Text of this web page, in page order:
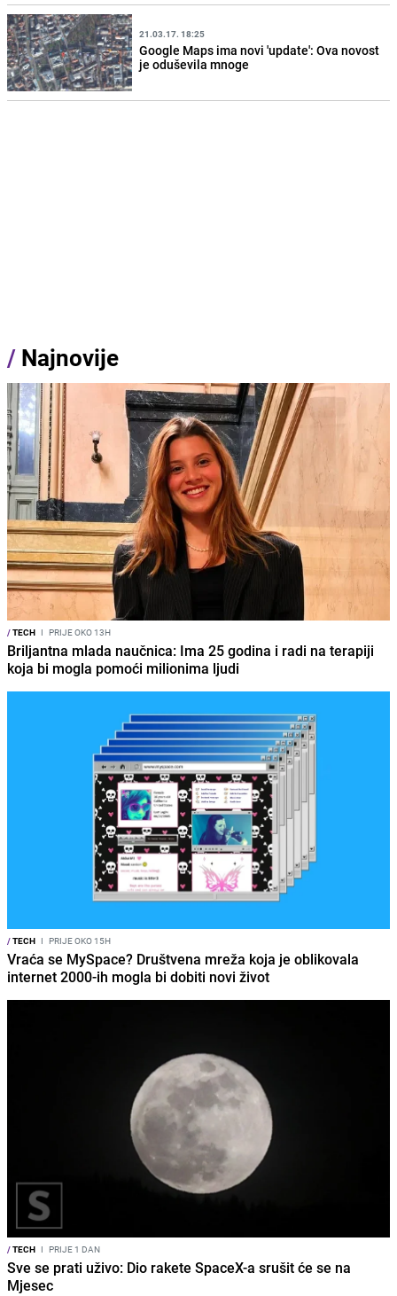
21.03.17. 18:25
Google Maps ima novi 'update': Ova novost
je oduševila mnoge
/ Najnovije
/TECH I PRIJE OKO 13H
Briljantna mlada naučnica: Ima 25 godina i radi na terapiji
koja bi mogla pomoći milionima ljudi
/TECH I PRIJE OKO 15H
Vraća se MySpace? Društvena mreža koja je oblikovala
internet 2000-ih mogla bi dobiti novi život
/TECH I PRIJE 1 DAN
Sve se prati uživo: Dio rakete SpaceX-a srušit će se na
Mjesec